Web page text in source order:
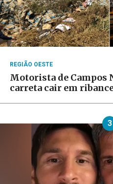
REGIÃO OESTE
Motorista de Campos
carreta cair em
3